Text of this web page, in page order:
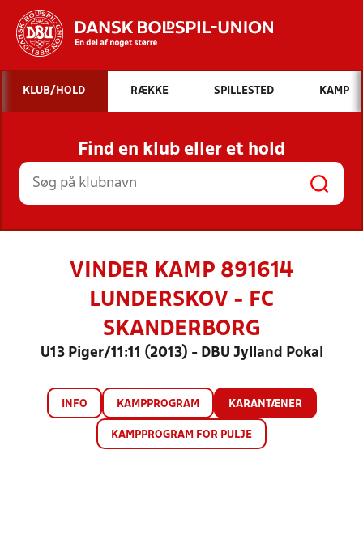
Hvad vil du søge efter?
INDHOLD OG NYHEDER
STILLINGER, RESULTATER, KLUBBER OG
HOLD
KLUB/HOLD RÆKKE SPILLESTED KAMP
Find en klub eller et hold
VINDER KAMP 891614
LUNDERSKOV - FC
SKANDERBORG
U13 Piger/11:11 (2013) - DBU Jylland Pokal
INFO KAMPPROGRAM KARANTÆNER
KAMPPROGRAM FOR PULJE